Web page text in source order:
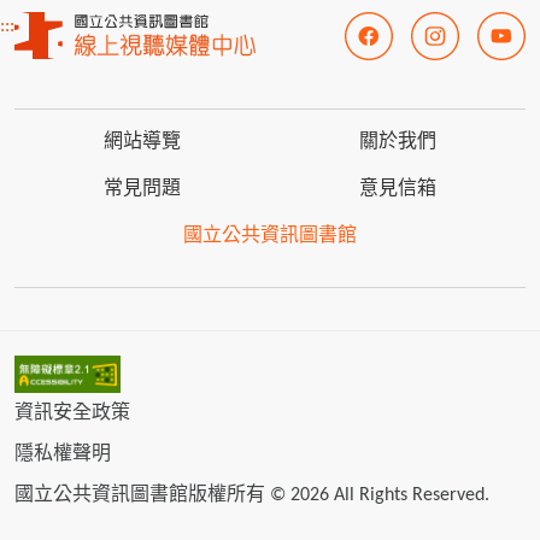
:::
網站導覽 關於我們
常見問題 意見信箱
國立公共資訊圖書館
資訊安全政策
隱私權聲明
國立公共資訊圖書館版權所有 © 2026 All Rights Reserved.